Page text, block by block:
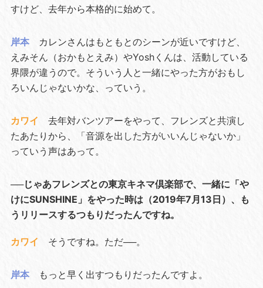
すけど、去年から本格的に始めて。
岸本
カレンさんはもともとのシーンが近いですけど、
えみそん（おかもとえみ）やYoshくんは、活動している
界隈が違うので。そういう人と一緒にやった方がおもし
ろいんじゃないかな、っていう。
カワイ
去年対バンツアーをやって、フレンズと共演し
たあたりから、「音源を出した方がいいんじゃないか」
っていう声はあって。
──じゃあフレンズとの東京キネマ倶楽部で、一緒に「や
けにSUNSHINE」をやった時は（2019年7月13日）、も
うリリースするつもりだったんですね。
カワイ そうですね。ただ──。
岸本 もっと早く出すつもりだったんですよ。